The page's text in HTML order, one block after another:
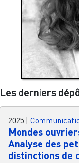
Les derniers
2025
Mondes
Analyse des
distinctions de